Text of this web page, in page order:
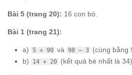
Bài 5 (trang 20): 16 con bò.
Bài 1 (trang 21):
a) 5 + 90 và 98 – 3 (cùng bằng
b)
14 + 20 (kết quả bé nhất là 34).